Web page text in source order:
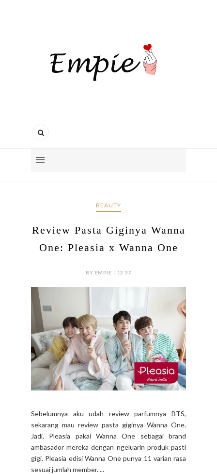
BEAUTY
Review Pasta Giginya Wanna
One: Pleasia x Wanna One
BY EMPIE - 12:37
Sebelumnya aku udah review parfumnya BTS,
sekarang mau review pasta giginya Wanna One.
Jadi, Pleasia pakai Wanna One sebagai brand
ambasador mereka dengan ngeluarin produk pasti
gigi. Pleasia edisi Wanna One punya 11 varian rasa
sesuai jumlah member. ...